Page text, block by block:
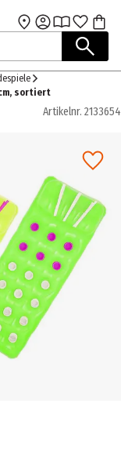
sortiert
Artikelnr. 2133654